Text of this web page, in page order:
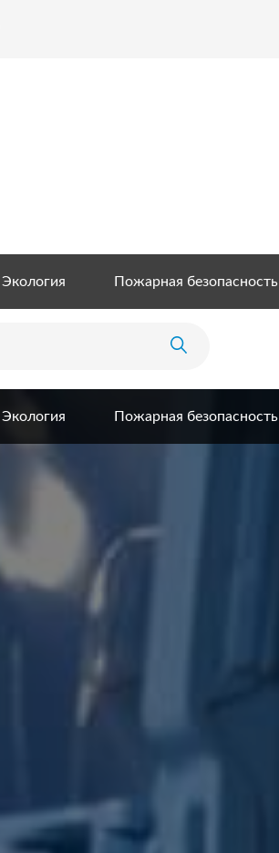
Экология Пожарная безопасность
Экология Пожарная безопасность